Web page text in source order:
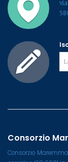
Consorzio
Consorzio